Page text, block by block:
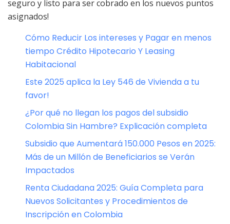
seguro y listo para ser cobrado en los nuevos puntos
asignados!
Cómo Reducir Los intereses y Pagar en menos
tiempo Crédito Hipotecario Y Leasing
Habitacional
Este 2025 aplica la Ley 546 de Vivienda a tu
favor!
¿Por qué no llegan los pagos del subsidio
Colombia Sin Hambre? Explicación completa
Subsidio que Aumentará 150.000 Pesos en 2025:
Más de un Millón de Beneficiarios se Verán
Impactados
Renta Ciudadana 2025: Guía Completa para
Nuevos Solicitantes y Procedimientos de
Inscripción en Colombia